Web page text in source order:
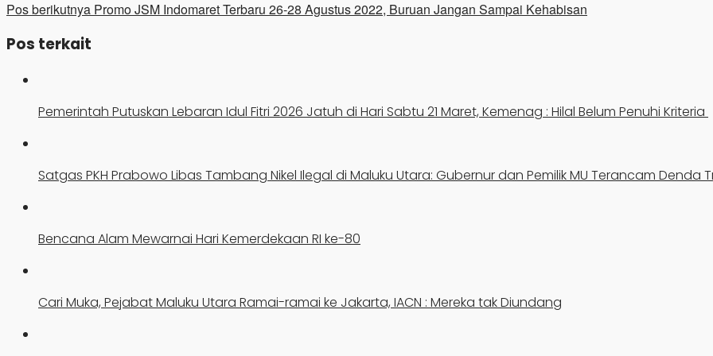
Pos berikutnya Promo JSM Indomaret Terbaru 26-28 Agustus 2022, Buruan Jangan Sampai Kehabisan
Pos terkait
Pemerintah Putuskan Lebaran Idul Fitri 2026 Jatuh di Hari Sabtu 21 Maret, Kemenag : Hilal Belum Penuhi Kriteria
Satgas PKH Prabowo Libas Tambang Nikel Ilegal di Maluku Utara: Gubernur dan Pemilik MU Terancam Denda
Bencana Alam Mewarnai Hari Kemerdekaan RI ke-80
Cari Muka, Pejabat Maluku Utara Ramai-ramai ke Jakarta, IACN : Mereka tak Diundang